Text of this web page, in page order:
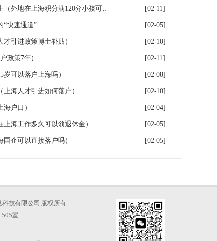
落户上海：一分绊倒多少外地生（外地在上海积分满120分小孩可以考上海大学吗） [02-11]
“快速通道” [02-05]
引进政策博士补贴） [02-10]
政策7年） [02-11]
可以落户上海吗） [02-08]
海人才引进如何落户） [02-10]
户口） [02-04]
海工作多久可以领退休金） [02-05]
企可以直接落户吗） [02-05]
技有限公司 版权所有
室